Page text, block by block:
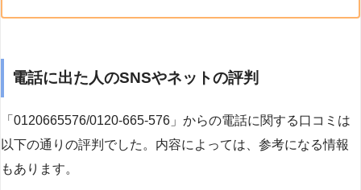
電話に出た人のSNSやネットの評判
「0120665576/0120-665-576」からの電話に関する口コミは
以下の通りの評判でした。内容によっては、参考になる情報
もあります。